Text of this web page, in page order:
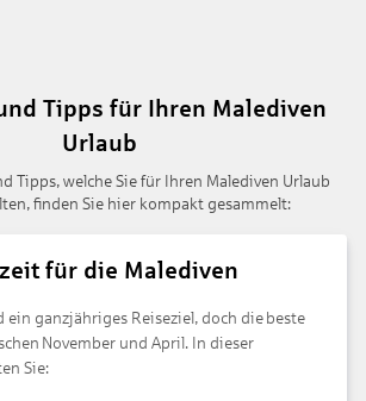
Tipps für Ihren Malediven
Urlaub
Tipps, welche Sie für Ihren Malediven Urlaub
finden Sie hier kompakt gesammelt:
für die Malediven
ein ganzjähriges Reiseziel, doch die beste
November und April. In dieser
Sie: